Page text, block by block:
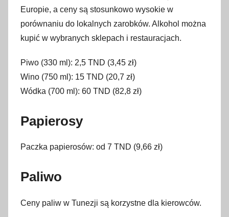
Europie, a ceny są stosunkowo wysokie w
porównaniu do lokalnych zarobków. Alkohol można
kupić w wybranych sklepach i restauracjach.
Piwo (330 ml): 2,5 TND (3,45 zł)
Wino (750 ml): 15 TND (20,7 zł)
Wódka (700 ml): 60 TND (82,8 zł)
Papierosy
Paczka papierosów: od 7 TND (9,66 zł)
Paliwo
Ceny paliw w Tunezji są korzystne dla kierowców.